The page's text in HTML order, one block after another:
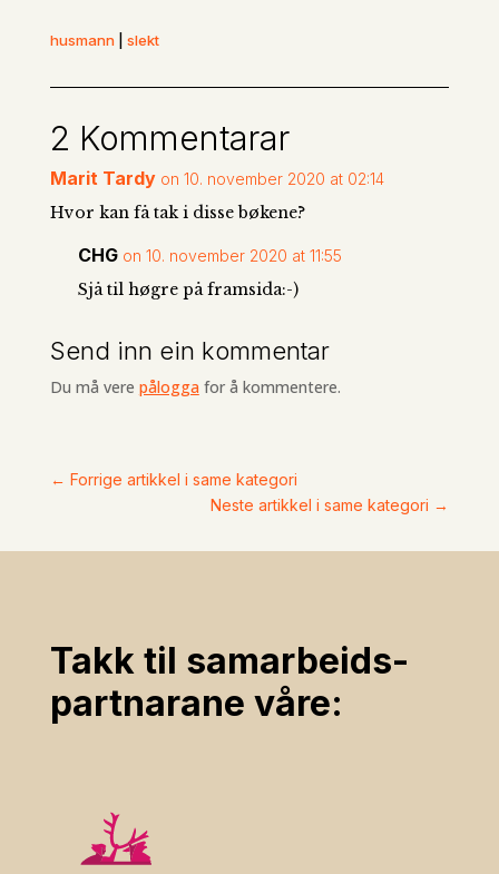
husmann| slekt
2 Kommentarar
Marit Tardy on 10. november 2020 at 02:14
Hvor kan få tak i disse bøkene?
CHG on 10. november 2020 at 11:55
Sjå til høgre på framsida:-)
Send inn ein kommentar
Du må vere påloggafor å kommentere.
← Forrige artikkel i same kategori
Neste artikkel i same kategori →
Takk til samarbeids­
partnarane våre: